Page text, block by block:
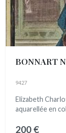
BONNART
9427
Elizabeth
aquarellée en
200 €